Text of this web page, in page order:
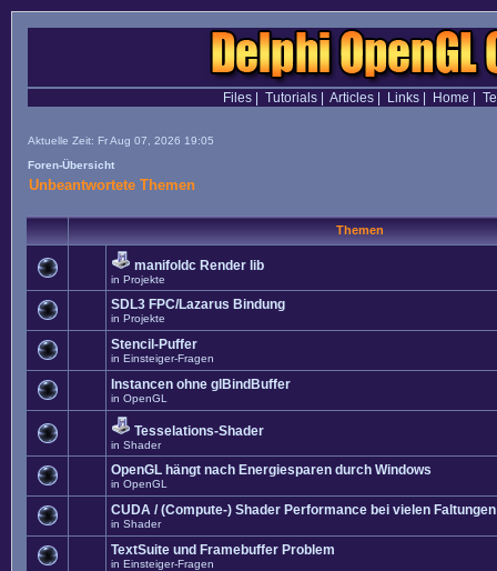
Files| Tutorials| Articles| Links| Home
Aktuelle Zeit: Fr Aug 07, 2026 19:05
Foren-Übersicht
Unbeantwortete Themen
Themen
manifoldc Render lib
in Projekte
SDL3 FPC/Lazarus Bindung
in Projekte
Stencil-Puffer
in Einsteiger-Fragen
Instancen ohne glBindBuffer
in OpenGL
Tesselations-Shader
in Shader
OpenGL hängt nach Energiesparen durch Windows
in OpenGL
CUDA / (Compute-) Shader Performance bei vielen Faltungen
in Shader
TextSuite und Framebuffer Problem
in Einsteiger-Fragen